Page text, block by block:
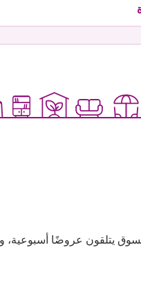
إلى أكثر من 700,000 متسوق يتلقون